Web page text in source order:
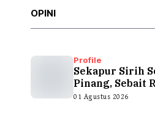
OPINI
Profile
Sekapur Sirih
Pinang, Sebait
Tepian Teluk
01 Agustus 2026